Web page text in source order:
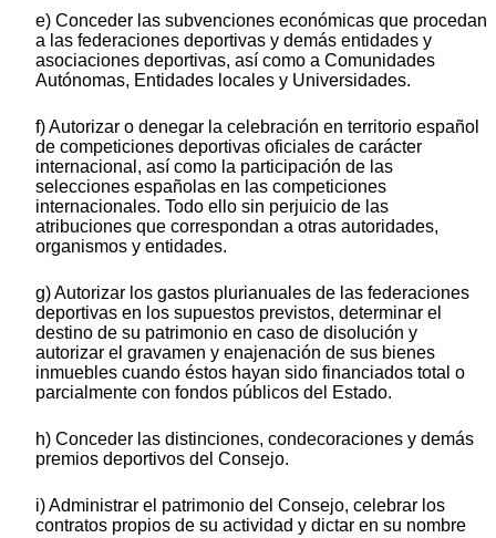
e) Conceder las subvenciones económicas que procedan
a las federaciones deportivas y demás entidades y
asociaciones deportivas, así como a Comunidades
Autónomas, Entidades locales y Universidades.
f) Autorizar o denegar la celebración en territorio español
de competiciones deportivas oficiales de carácter
internacional, así como la participación de las
selecciones españolas en las competiciones
internacionales. Todo ello sin perjuicio de las
atribuciones que correspondan a otras autoridades,
organismos y entidades.
g) Autorizar los gastos plurianuales de las federaciones
deportivas en los supuestos previstos, determinar el
destino de su patrimonio en caso de disolución y
autorizar el gravamen y enajenación de sus bienes
inmuebles cuando éstos hayan sido financiados total o
parcialmente con fondos públicos del Estado.
h) Conceder las distinciones, condecoraciones y demás
premios deportivos del Consejo.
i) Administrar el patrimonio del Consejo, celebrar los
contratos propios de su actividad y dictar en su nombre